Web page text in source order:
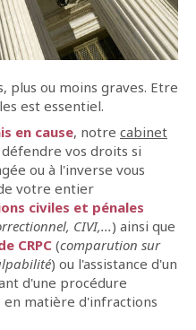
plus ou moins graves. Etre
est essentiel.
en cause, notre cabinet
vos droits si
ou à l'inverse vous
votre entier
civiles et pénales
CIVI,...) ainsi que
CRPC(comparution sur
) ou l'assistance d'un
d'une procédure
matière d'infractions